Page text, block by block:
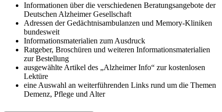
Informationen über die verschiedenen Beratungsangebote der
Deutschen Alzheimer Gesellschaft
Adressen der Gedächtnisambulanzen und Memory-Kliniken
bundesweit
Informationsmaterialien zum Ausdruck
Ratgeber, Broschüren und weiteren Informationsmaterialien
zur Bestellung
ausgewählte Artikel des „Alzheimer Info“ zur kostenlosen
Lektüre
eine Auswahl an weiterführenden Links rund um die Themen
Demenz, Pflege und Alter